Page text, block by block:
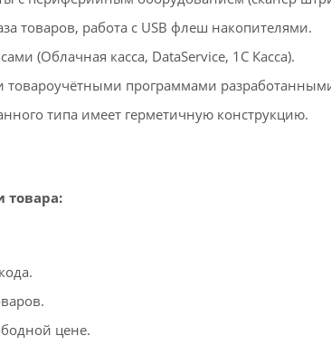
товаров, работа с USB флеш накопителями.
(Облачная касса, DataService, 1С Касса).
товароучётными программами
типа имеет герметичную конструкцию.
товара:
цене.